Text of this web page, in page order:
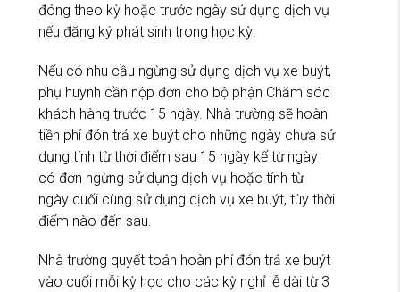
đóng theo kỳ hoặc trước ngày sử dụng dịch vụ
nếu đăng ký phát sinh trong học kỳ.
Nếu có nhu cầu ngừng sử dụng dịch vụ xe buýt,
phụ huynh cần nộp đơn cho bộ phận Chăm sóc
khách hàng trước 15 ngày. Nhà trường sẽ hoàn
tiền phí đón trả xe buýt cho những ngày chưa sử
dụng tính từ thời điểm sau 15 ngày kể từ ngày
có đơn ngừng sử dụng dịch vụ hoặc tính từ
ngày cuối cùng sử dụng dịch vụ xe buýt, tùy thời
điểm nào đến sau.
Nhà trường quyết toán hoàn phí đón trả xe buýt
vào cuối mỗi kỳ học cho các kỳ nghỉ lễ dài từ 3